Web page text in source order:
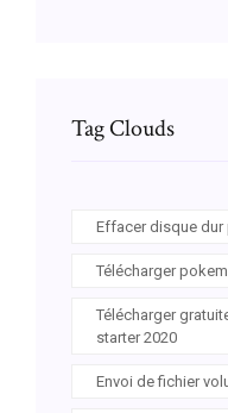
Tag Clouds
Effacer disque
Télécharger
Télécharger
starter 2020
Envoi de fichier